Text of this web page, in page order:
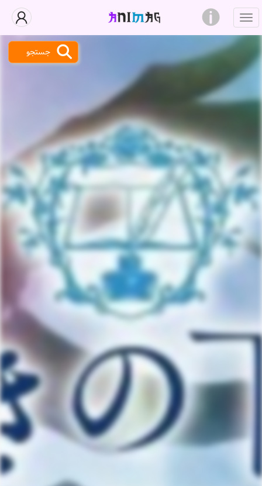
جستجو